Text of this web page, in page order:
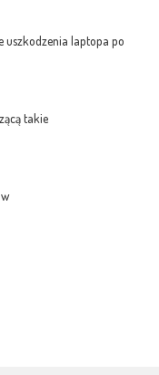
uszkodzenia laptopa po
takie